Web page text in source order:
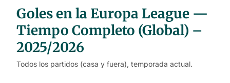
Goles en la Europa League —
Tiempo Completo (Global) –
2025/2026
Todos los partidos (casa y fuera), temporada actual.